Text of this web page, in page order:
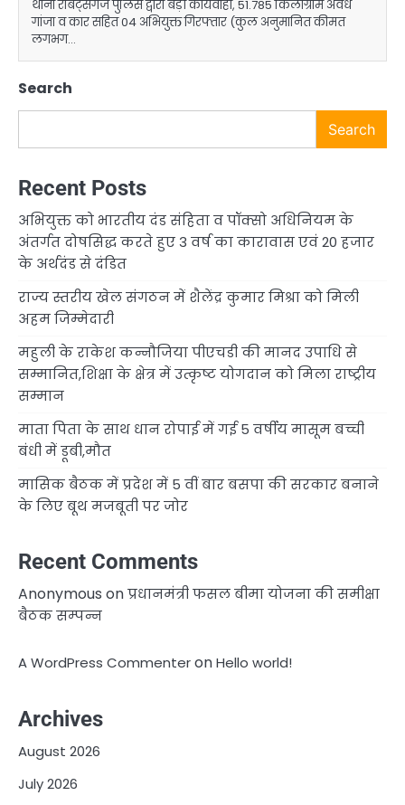
थाना रॉबर्ट्सगंज पुलिस द्वारा बड़ी कार्यवाही, 51.785 किलोग्राम अवैध
गांजा व कार सहित 04 अभियुक्त गिरफ्तार (कुल अनुमानित कीमत
लगभग…
Search
Search
Recent Posts
अभियुक्त को भारतीय दंड संहिता व पॉक्सो अधिनियम के
अंतर्गत दोषसिद्ध करते हुए 3 वर्ष का कारावास एवं 20 हजार
के अर्थदंड से दंडित
राज्य स्तरीय खेल संगठन में शैलेंद्र कुमार मिश्रा को मिली
अहम जिम्मेदारी
महुली के राकेश कन्नौजिया पीएचडी की मानद उपाधि से
सम्मानित,शिक्षा के क्षेत्र में उत्कृष्ट योगदान को मिला राष्ट्रीय
सम्मान
माता पिता के साथ धान रोपाई में गई 5 वर्षीय मासूम बच्ची
बंधी में डूबी,मौत
मासिक बैठक में प्रदेश में 5 वीं बार बसपा की सरकार बनाने
के लिए बूथ मजबूती पर जोर
Recent Comments
Anonymous onप्रधानमंत्री फसल बीमा योजना की समीक्षा
बैठक सम्पन्न
A WordPress CommenteronHello world!
Archives
August 2026
July 2026